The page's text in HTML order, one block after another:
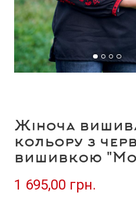
Жіноча
кольору з
вишивкою
1 695,00 грн.